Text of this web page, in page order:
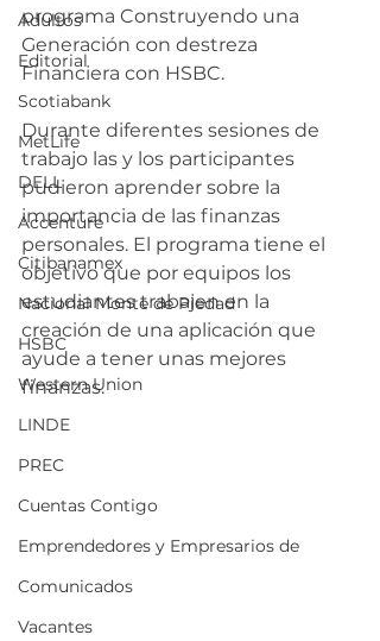
Adultos
Editorial
Scotiabank
MetLife
DELL
Accenture
Citibanamex
Nacional Monte de Piedad
HSBC
Western Union
LINDE
PREC
Cuentas Contigo
Emprendedores y Empresarios de
Comunicados
Vacantes
programa Construyendo una
Generación con destreza
Financiera con HSBC.
Durante diferentes sesiones de
trabajo las y los participantes
pudieron aprender sobre la
importancia de las finanzas
personales. El programa tiene el
objetivo que por equipos los
estudiantes trabajen en la
creación de una aplicación que
ayude a tener unas mejores
finanzas.